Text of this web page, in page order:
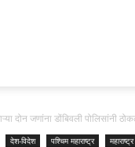
दोन जणांना डोंबिवली पोलिसांनी
देश-विदेश पश्चिम महाराष्ट्र महाराष्ट्र